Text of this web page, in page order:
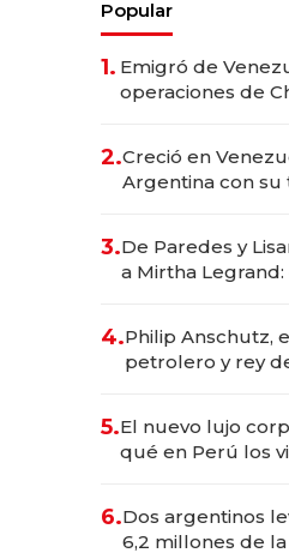
Popular
1. Emigró de
operaciones de
2.Creció en
Argentina con
las marcas "fast
3.De Paredes y
a Mirtha
4.Philip Anschutz,
petrolero y rey
Fénix
5.El nuevo lujo
qué en Perú los
para convertirse
transformadoras
6.Dos argentinos
6,2 millones de